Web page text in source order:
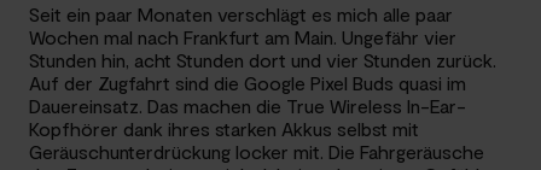
Seit ein paar Monaten verschlägt es mich alle paar
Wochen mal nach Frankfurt am Main. Ungefähr vier
Stunden hin, acht Stunden dort und vier Stunden zurück.
Auf der Zugfahrt sind die Google Pixel Buds quasi im
Dauereinsatz. Das machen die True Wireless In-Ear-
Kopfhörer dank ihres starken Akkus selbst mit
Geräuschunterdrückung locker mit. Die Fahrgeräusche